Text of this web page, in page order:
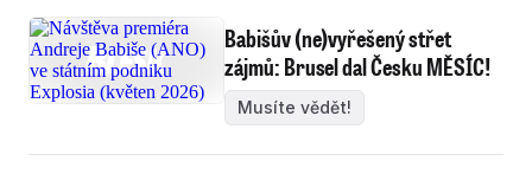
Babišův (ne)vyřešený střet
zájmů: Brusel dal Česku MĚSÍC!
Musíte vědět!